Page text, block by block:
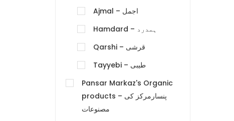
Ajmal – اجمل
Hamdard – ہمدرد
Qarshi – قرشی
Tayyebi – طیبی
Pansar Markaz's Organic
products – پنسارمرکز کی
مصنوعات